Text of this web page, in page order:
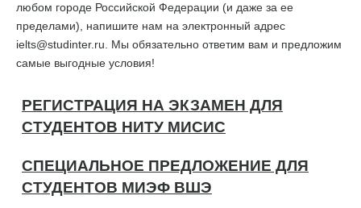
любом городе Российской Федерации (и даже за ее
пределами), напишите нам на электронный адрес
ielts@studinter.ru. Мы обязательно ответим вам и предложим
самые выгодные условия!
РЕГИСТРАЦИЯ НА ЭКЗАМЕН ДЛЯ
СТУДЕНТОВ НИТУ МИСИС
СПЕЦИАЛЬНОЕ ПРЕДЛОЖЕНИЕ ДЛЯ
СТУДЕНТОВ МИЭФ ВШЭ